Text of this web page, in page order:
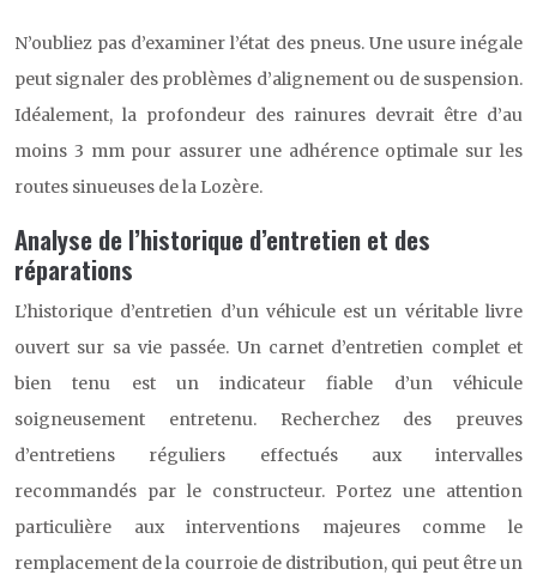
N’oubliez pas d’examiner l’état des pneus. Une usure inégale
peut signaler des problèmes d’alignement ou de suspension.
Idéalement, la profondeur des rainures devrait être d’au
moins 3 mm pour assurer une adhérence optimale sur les
routes sinueuses de la Lozère.
Analyse de l’historique d’entretien et des
réparations
L’historique d’entretien d’un véhicule est un véritable livre
ouvert sur sa vie passée. Un carnet d’entretien complet et
bien tenu est un indicateur fiable d’un véhicule
soigneusement entretenu. Recherchez des preuves
d’entretiens réguliers effectués aux intervalles
recommandés par le constructeur. Portez une attention
particulière aux interventions majeures comme le
remplacement de la courroie de distribution, qui peut être un